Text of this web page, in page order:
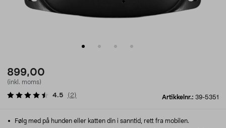
899,00
(inkl. moms)
Artikkelnr.: 39-5351
4.5 ( 2)
Følg med på hunden eller katten din i sanntid, rett fra mobilen.